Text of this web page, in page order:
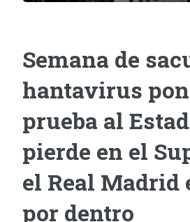
Semana de
hantavirus
prueba al
pierde en el
el Real Madrid
por dentro